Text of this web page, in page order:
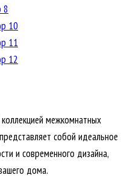
8
10
11
12
межкомнатных
собой идеальное
и современного дизайна,
дома.